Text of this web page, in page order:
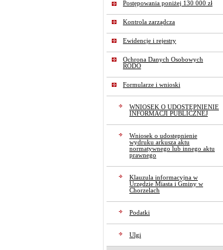
Postępowania poniżej 130 000 zł
Kontrola zarządcza
Ewidencje i rejestry
Ochrona Danych Osobowych
RODO
Formularze i wnioski
WNIOSEK O UDOSTĘPNIENIE
INFORMACJI PUBLICZNEJ
Wniosek o udostępnienie
wydruku arkusza aktu
normatywnego lub innego aktu
prawnego
Klauzula informacyjna w
Urzędzie Miasta i Gminy w
Chorzelach
Podatki
Ulgi